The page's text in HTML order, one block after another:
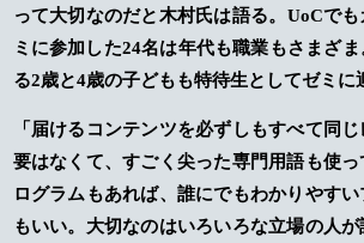
って大切なのだと木村氏は語る。UoCで
ミに参加した24名は年代も職業もさまざ
る2歳と4歳の子どもも特待生としてゼミに
「届けるコンテンツを必ずしもすべて同
要はなくて、すごく尖った専門用語も使
ログラムもあれば、誰にでもわかりやす
もいい。大切なのはいろいろな立場の人